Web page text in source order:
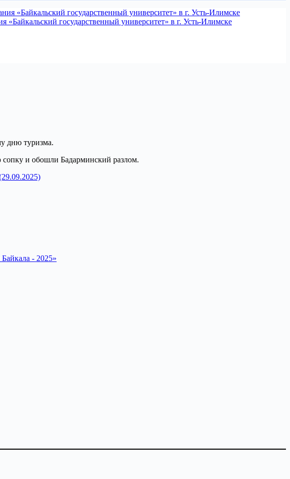
«Байкальский государственный университет» в г. Усть-Илимске
дню туризма.
и обошли Бадарминский разлом.
- 2025»